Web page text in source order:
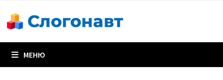
содержимому
МЕНЮ